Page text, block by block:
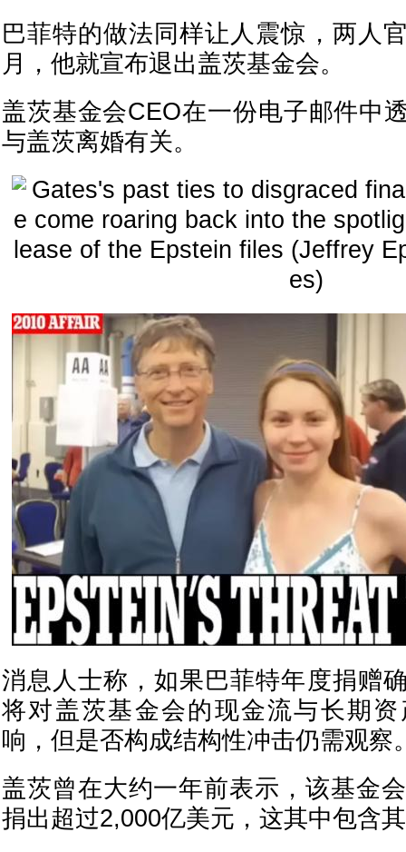
巴菲特的做法同样让人震惊，两人
月，他就宣布退出盖茨基金会。
盖茨基金会CEO在一份电子邮件中
与盖茨离婚有关。
消息人士称，如果巴菲特年度捐赠
将对盖茨基金会的现金流与长期
响，但是否构成结构性冲击仍需观察
盖茨曾在大约一年前表示，该基金
捐出超过2,000亿美元，这其中包含